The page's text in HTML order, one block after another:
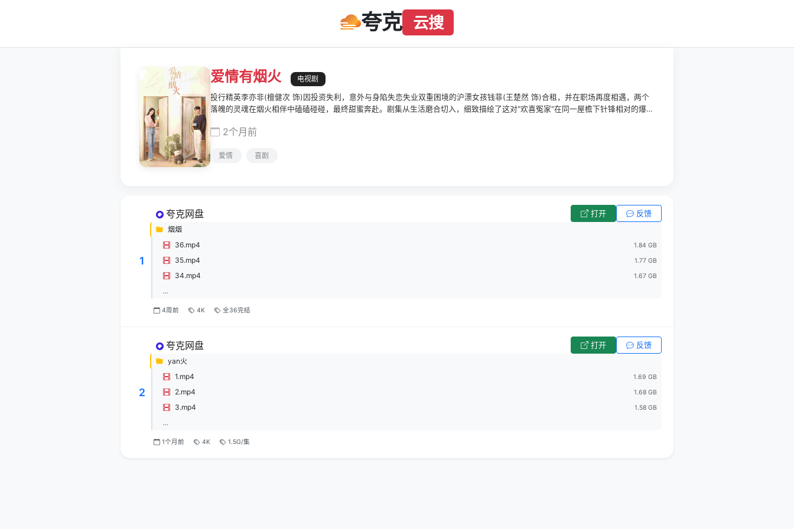
夸克 云搜
爱情有烟火 电视剧
投行精英李亦非(檀健次 饰)因投资失利，意外与身陷失恋失业双重困境的沪漂女孩钱菲(王楚然 饰)合租，并在职场再度相遇，两个
落魄的灵魂在烟火相伴中磕磕碰碰，最终甜蜜奔赴。剧集从生活磨合切入，细致描绘了这对"欢喜冤家"在同一屋檐下针锋相对的爆笑
漂"钱菲重拾职场信心，实现自我的成长。两人从最初的互不相让，到低谷中彼此支撑、相互治愈，生动诠释了成年人"势均力敌"的
2个月前
爱情 喜剧
1
夸克网盘 打开 反馈
烟烟
36.mp4
1.84 GB
35.mp4 1.77 GB
34.mp4 1.67 GB
...
4周前 4K 全36完结
2
夸克网盘 打开 反馈
yan火
1.mp4
1.69 GB
2.mp4 1.68 GB
3.mp4 1.58 GB
...
1个月前 4K 1.5G/集